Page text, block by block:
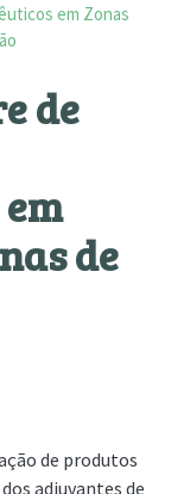
em Zonas
de
de
de produtos
adjuvantes de